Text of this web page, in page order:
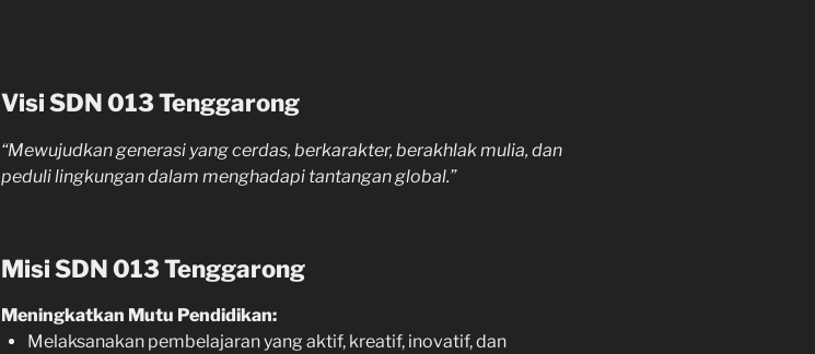
Visi SDN 013 Tenggarong
“Mewujudkan generasi yang cerdas, berkarakter, berakhlak mulia, dan
peduli lingkungan dalam menghadapi tantangan global.”
Misi SDN 013 Tenggarong
Meningkatkan Mutu Pendidikan:
Melaksanakan pembelajaran yang aktif, kreatif, inovatif, dan